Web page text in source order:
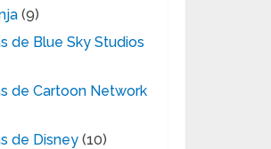
(9)
de Blue Sky Studios
de Cartoon Network
de Disney (10)